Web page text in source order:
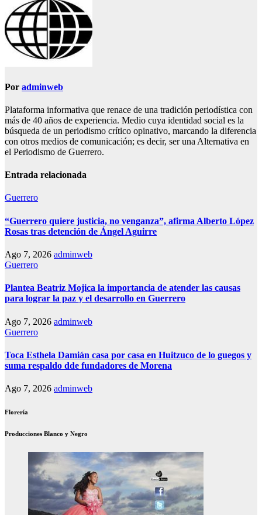
Por adminweb
Plataforma informativa que renace de una tradición periodística con
más de 40 años de experiencia. Medio cuya identidad social es la
búsqueda de un periodismo crítico opinativo, marcando la diferencia
con otros medios de comunicación; es decir, ser una Alternativa en
el Periodismo de Guerrero.
Entrada relacionada
Guerrero
“Guerrero quiere justicia, no venganza”, afirma Alberto López
Rosas tras detención de Ángel Aguirre
Ago 7, 2026 adminweb
Guerrero
Plantea Beatriz Mojica la importancia de atender las causas
para lograr la paz y el desarrollo en Guerrero
Ago 7, 2026 adminweb
Guerrero
Toca Esthela Damián casa por casa en Huitzuco de lo guegos y
suma respaldo dde fundadores de Morena
Ago 7, 2026 adminweb
Florería
Producciones Blanco y Negro